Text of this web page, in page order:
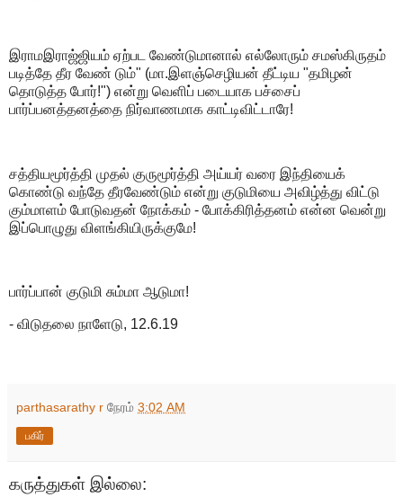
இராமஇராஜ்ஜியம் ஏற்பட வேண்டுமானால் எல்லோரும் சமஸ்கிருதம்
படித்தே தீர வேண் டும்" (மா.இளஞ்செழியன் தீட்டிய "தமிழன்
தொடுத்த போர்!") என்று வெளிப் படையாக பச்சைப்
பார்ப்பனத்தனத்தை நிர்வாணமாக காட்டிவிட்டாரே!
சத்தியமூர்த்தி முதல் குருமூர்த்தி அய்யர் வரை இந்தியைக்
கொண்டு வந்தே தீரவேண்டும் என்று குடுமியை அவிழ்த்து விட்டு
கும்மாளம் போடுவதன் நோக்கம் - போக்கிரித்தனம் என்ன வென்று
இப்பொழுது விளங்கியிருக்குமே!
பார்ப்பான் குடுமி சும்மா ஆடுமா!
- விடுதலை நாளேடு, 12.6.19
parthasarathy r நேரம் 3:02 AM
பகிர்
கருத்துகள் இல்லை: